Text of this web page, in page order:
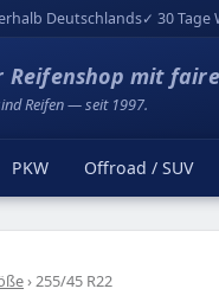
Deutschlands✓ 30 Tage
Reifenshop mit
Reifen — seit 1997.
PKW Offroad / SUV
›255/45 R22